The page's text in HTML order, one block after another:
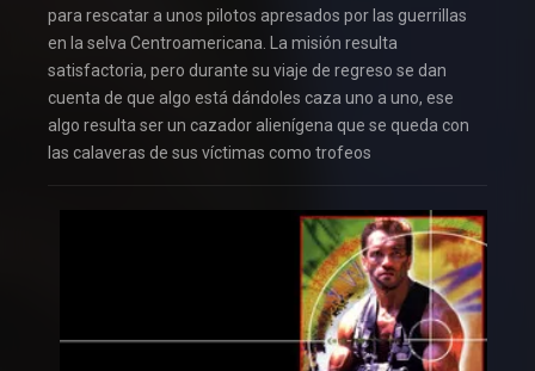
para rescatar a unos pilotos apresados por las guerrillas
en la selva Centroamericana. La misión resulta
satisfactoria, pero durante su viaje de regreso se dan
cuenta de que algo está dándoles caza uno a uno, ese
algo resulta ser un cazador alienígena que se queda con
las calaveras de sus víctimas como trofeos